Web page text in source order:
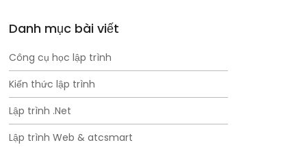
Danh mục bài viết
Công cụ học lập trình
Kiến thức lập trình
Lập trình .Net
Lập trình Web & atcsmart